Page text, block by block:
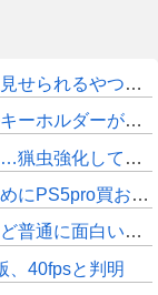
るやつ一番すき
100円で売ってて草
… よし、戦うぞ」←これ
売価格ばかりじゃねーか
に面白いじゃん
、40fpsと判明